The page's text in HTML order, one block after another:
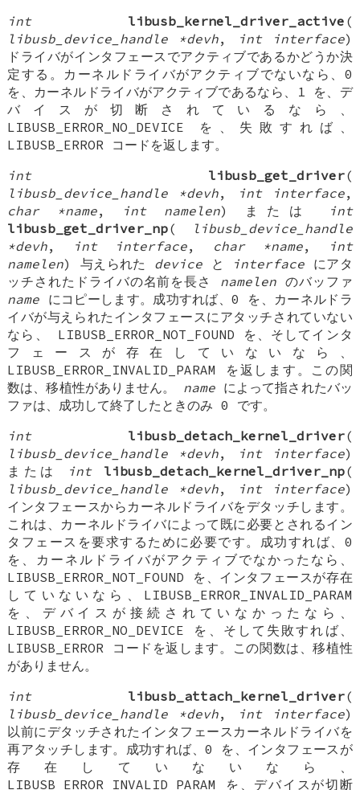
int
libusb_kernel_driver_active (
libusb_device_handle *devh, int interface)
ドライバがインタフェースでアクティブであるかどうか決
定する。カーネルドライバがアクティブでないなら、0
を、カーネルドライバがアクティブであるなら、1 を、デ
バイスが切断されているなら、
LIBUSB_ERROR_NO_DEVICE を、失敗すれば、
LIBUSB_ERROR コードを返します。
int
libusb_get_driver(
libusb_device_handle *devh, int interface,
char *name, int namelen) または
int
libusb_get_driver_np(
libusb_device_handle
*devh, int interface, char *name,
int
namelen) 与えられた device と interface にアタ
ッチされたドライバの名前を長さ namelen のバッファ
name にコピーします。成功すれば、0 を、カーネルドラ
イバが与えられたインタフェースにアタッチされていない
なら、 LIBUSB_ERROR_NOT_FOUND を、そしてインタ
フェースが存在していないなら、
LIBUSB_ERROR_INVALID_PARAM を返します。この関
数は、移植性がありません。 name によって指されたバッ
ファは、成功して終了したときのみ 0 です。
int
libusb_detach_kernel_driver(
libusb_device_handle *devh, int interface)
または
int libusb_detach_kernel_driver_np(
libusb_device_handle *devh, int interface)
インタフェースからカーネルドライバをデタッチします。
これは、カーネルドライバによって既に必要とされるイン
タフェースを要求するために必要です。成功すれば、0
を、カーネルドライバがアクティブでなかったなら、
LIBUSB_ERROR_NOT_FOUND を、インタフェースが存在
していないなら、LIBUSB_ERROR_INVALID_PARAM
を、デバイスが接続されていなかったなら、
LIBUSB_ERROR_NO_DEVICE を、そして失敗すれば、
LIBUSB_ERROR コードを返します。この関数は、移植性
がありません。
int
libusb_attach_kernel_driver(
libusb_device_handle *devh, int interface)
以前にデタッチされたインタフェースカーネルドライバを
再アタッチします。成功すれば、0 を、インタフェースが
存在していないなら、
LIBUSB_ERROR_INVALID_PARAM を、デバイスが切断